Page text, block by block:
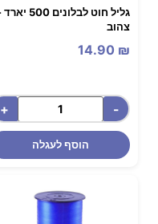
גליל חוט לבלונים 500
צהוב
14.90 ₪
-
+
הוסף לעגלה